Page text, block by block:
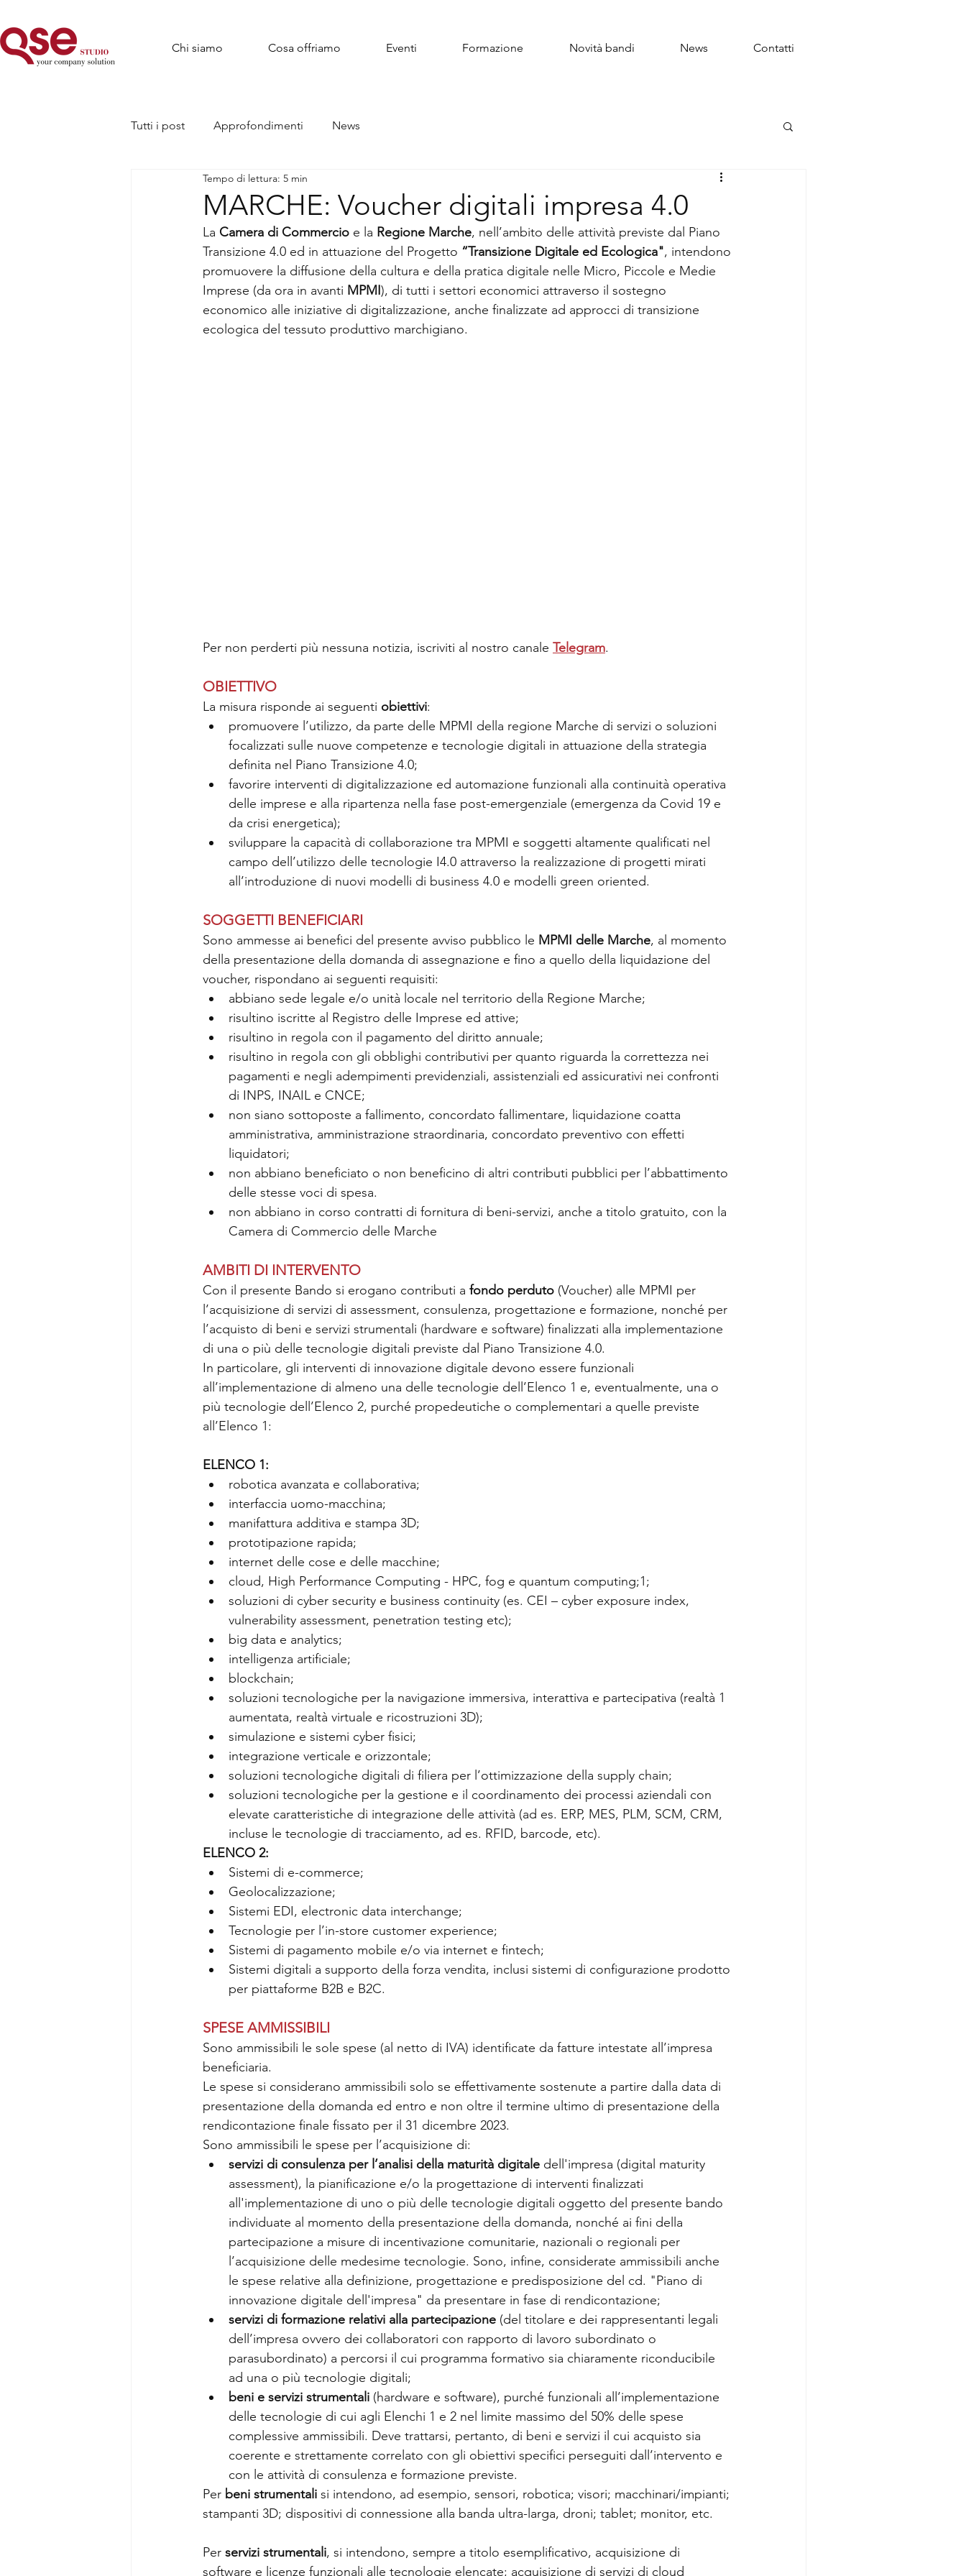
Chi siamo Cosa offriamo Eventi Formazione Novità bandi News Contatti
Tutti i post Approfondimenti News
MARCHE: Voucher digitali impresa 4.0
Tempo di lettura: 5 min
La Camera di Commercio e la Regione Marche, nell’ambito delle attività previste dal Piano
Transizione 4.0 ed in attuazione del Progetto “Transizione Digitale ed Ecologica", intendono
promuovere la diffusione della cultura e della pratica digitale nelle Micro, Piccole e Medie
Imprese (da ora in avanti MPMI), di tutti i settori economici attraverso il sostegno
economico alle iniziative di digitalizzazione, anche finalizzate ad approcci di transizione
ecologica del tessuto produttivo marchigiano.
Per non perderti più nessuna notizia, iscriviti al nostro canale Telegram.
OBIETTIVO
La misura risponde ai seguenti obiettivi:
promuovere l’utilizzo, da parte delle MPMI della regione Marche di servizi o soluzioni
focalizzati sulle nuove competenze e tecnologie digitali in attuazione della strategia
definita nel Piano Transizione 4.0;
favorire interventi di digitalizzazione ed automazione funzionali alla continuità operativa
delle imprese e alla ripartenza nella fase post-emergenziale (emergenza da Covid 19 e
da crisi energetica);
sviluppare la capacità di collaborazione tra MPMI e soggetti altamente qualificati nel
campo dell’utilizzo delle tecnologie I4.0 attraverso la realizzazione di progetti mirati
all’introduzione di nuovi modelli di business 4.0 e modelli green oriented.
SOGGETTI BENEFICIARI
Sono ammesse ai benefici del presente avviso pubblico le MPMI delle Marche, al momento
della presentazione della domanda di assegnazione e fino a quello della liquidazione del
voucher, rispondano ai seguenti requisiti:
abbiano sede legale e/o unità locale nel territorio della Regione Marche;
risultino iscritte al Registro delle Imprese ed attive;
risultino in regola con il pagamento del diritto annuale;
risultino in regola con gli obblighi contributivi per quanto riguarda la correttezza nei
pagamenti e negli adempimenti previdenziali, assistenziali ed assicurativi nei confronti
di INPS, INAIL e CNCE;
non siano sottoposte a fallimento, concordato fallimentare, liquidazione coatta
amministrativa, amministrazione straordinaria, concordato preventivo con effetti
liquidatori;
non abbiano beneficiato o non beneficino di altri contributi pubblici per l’abbattimento
delle stesse voci di spesa.
non abbiano in corso contratti di fornitura di beni-servizi, anche a titolo gratuito, con la
Camera di Commercio delle Marche
AMBITI DI INTERVENTO
Con il presente Bando si erogano contributi a fondo perduto (Voucher) alle MPMI per
l’acquisizione di servizi di assessment, consulenza, progettazione e formazione, nonché per
l’acquisto di beni e servizi strumentali (hardware e software) finalizzati alla implementazione
di una o più delle tecnologie digitali previste dal Piano Transizione 4.0.
In particolare, gli interventi di innovazione digitale devono essere funzionali
all’implementazione di almeno una delle tecnologie dell’Elenco 1 e, eventualmente, una o
più tecnologie dell’Elenco 2, purché propedeutiche o complementari a quelle previste
all’Elenco 1:
ELENCO 1:
robotica avanzata e collaborativa;
interfaccia uomo-macchina;
manifattura additiva e stampa 3D;
prototipazione rapida;
internet delle cose e delle macchine;
cloud, High Performance Computing - HPC, fog e quantum computing;1;
soluzioni di cyber security e business continuity (es. CEI – cyber exposure index,
vulnerability assessment, penetration testing etc);
big data e analytics;
intelligenza artificiale;
blockchain;
soluzioni tecnologiche per la navigazione immersiva, interattiva e partecipativa (realtà 1
aumentata, realtà virtuale e ricostruzioni 3D);
simulazione e sistemi cyber fisici;
integrazione verticale e orizzontale;
soluzioni tecnologiche digitali di filiera per l’ottimizzazione della supply chain;
soluzioni tecnologiche per la gestione e il coordinamento dei processi aziendali con
elevate caratteristiche di integrazione delle attività (ad es. ERP, MES, PLM, SCM, CRM,
incluse le tecnologie di tracciamento, ad es. RFID, barcode, etc).
ELENCO 2:
Sistemi di e-commerce;
Geolocalizzazione;
Sistemi EDI, electronic data interchange;
Tecnologie per l’in-store customer experience;
Sistemi di pagamento mobile e/o via internet e fintech;
Sistemi digitali a supporto della forza vendita, inclusi sistemi di configurazione prodotto
per piattaforme B2B e B2C.
SPESE AMMISSIBILI
Sono ammissibili le sole spese (al netto di IVA) identificate da fatture intestate all’impresa
beneficiaria.
Le spese si considerano ammissibili solo se effettivamente sostenute a partire dalla data di
presentazione della domanda ed entro e non oltre il termine ultimo di presentazione della
rendicontazione finale fissato per il 31 dicembre 2023.
Sono ammissibili le spese per l’acquisizione di:
servizi di consulenza per l’analisi della maturità digitale dell'impresa (digital maturity
assessment), la pianificazione e/o la progettazione di interventi finalizzati
all'implementazione di uno o più delle tecnologie digitali oggetto del presente bando
individuate al momento della presentazione della domanda, nonché ai fini della
partecipazione a misure di incentivazione comunitarie, nazionali o regionali per
l’acquisizione delle medesime tecnologie. Sono, infine, considerate ammissibili anche
le spese relative alla definizione, progettazione e predisposizione del cd. "Piano di
innovazione digitale dell'impresa" da presentare in fase di rendicontazione;
servizi di formazione relativi alla partecipazione (del titolare e dei rappresentanti legali
dell’impresa ovvero dei collaboratori con rapporto di lavoro subordinato o
parasubordinato) a percorsi il cui programma formativo sia chiaramente riconducibile
ad una o più tecnologie digitali;
beni e servizi strumentali (hardware e software), purché funzionali all’implementazione
delle tecnologie di cui agli Elenchi 1 e 2 nel limite massimo del 50% delle spese
complessive ammissibili. Deve trattarsi, pertanto, di beni e servizi il cui acquisto sia
coerente e strettamente correlato con gli obiettivi specifici perseguiti dall’intervento e
con le attività di consulenza e formazione previste.
Per beni strumentali si intendono, ad esempio, sensori, robotica; visori; macchinari/impianti;
stampanti 3D; dispositivi di connessione alla banda ultra-larga, droni; tablet; monitor, etc.
Per servizi strumentali, si intendono, sempre a titolo esemplificativo, acquisizione di
software e licenze funzionali alle tecnologie elencate; acquisizione di servizi di cloud